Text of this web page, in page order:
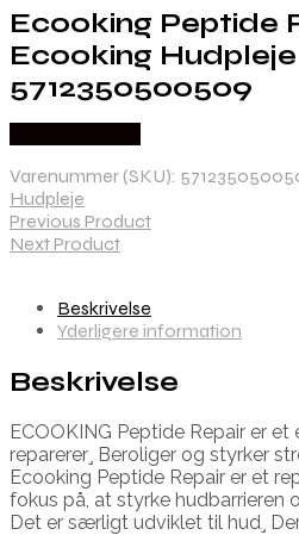
Ecooking Peptide
Ecooking Hudpleje
5712350500509
Varenummer (SKU):
Hudpleje
Previous Product
Next Product
Beskrivelse
Yderligere information
Beskrivelse
ECOOKING Peptide Repair er et
reparerer¸ Beroliger og styrker
Ecooking Peptide Repair er et
fokus på, at styrke hudbarrieren
Det er særligt udviklet til hud¸